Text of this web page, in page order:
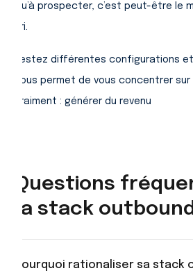
qu’à prospecter, c’est peut-être le
tri.
Testez différentes configurations
vous permet de vous concentrer
vraiment : générer du revenu
Questions
la stack outbound
Pourquoi rationaliser sa stack